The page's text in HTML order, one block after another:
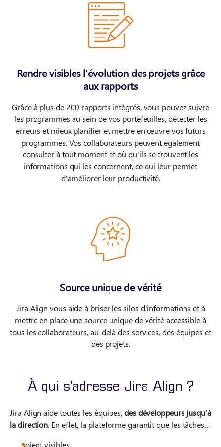
Rendre visibles l'évolution des projets grâce
aux rapports
Grâce à plus de 200 rapports intégrés, vous pouvez suivre
les programmes au sein de vos portefeuilles, détecter les
erreurs et mieux planifier et mettre en œuvre vos futurs
programmes. Vos collaborateurs peuvent également
consulter à tout moment et où qu'ils se trouvent les
informations qui les concernent, ce qui leur permet
d'améliorer leur productivité.
Source unique de vérité
Jira Align vous aide à briser les silos d'informations et à
mettre en place une source unique de vérité accessible à
tous les collaborateurs, au-delà des services, des équipes et
des projets.
À qui s'adresse Jira Align ?
Jira Align aide toutes les équipes,des développeurs jusqu’à
la direction. En effet, la plateforme garantit que les tâches…
soient visibles.